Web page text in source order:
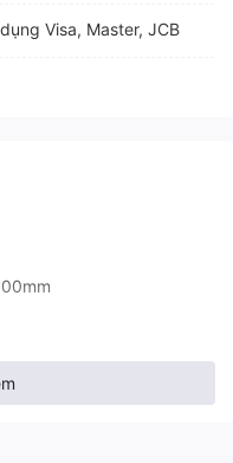
Visa, Master, JCB